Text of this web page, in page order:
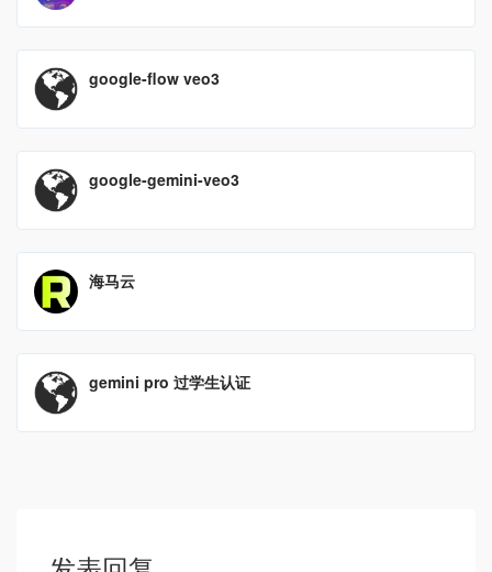
google-flow veo3
google-gemini-veo3
海马云
gemini pro 过学生认证